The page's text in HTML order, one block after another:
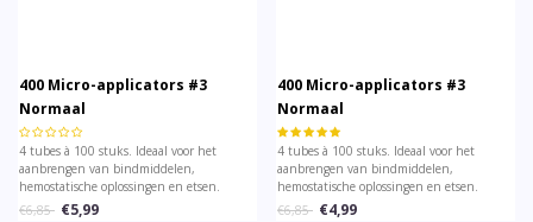
400 Micro-applicators #3
Normaal
4 tubes à 100 stuks. Ideaal voor het
aanbrengen van bindmiddelen,
hemostatische oplossingen en etsen.
€6,85
€5,99
400 Micro-applicators #3
Normaal
4 tubes à 100 stuks. Ideaal voor het
aanbrengen van bindmiddelen,
hemostatische oplossingen en etsen.
€6,85
€4,99